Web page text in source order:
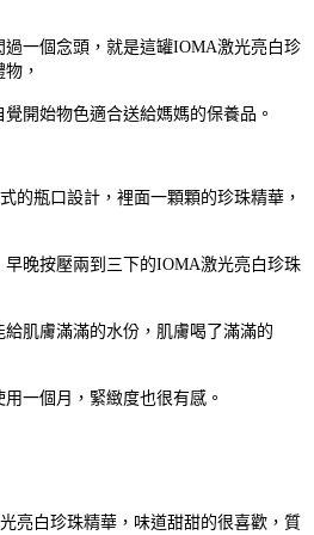
一個念頭，就是這罐IOMA激光亮白珍
，
開始物色適合送給媽媽的保養品。
的瓶口設計，裡面一顆顆的珍珠精華，
晚按壓兩到三下的IOMA激光亮白珍珠
肌膚滿滿的水份，肌膚喝了滿滿的
一個月，緊緻度也很有感。
亮白珍珠精華，味道甜甜的很喜歡，質